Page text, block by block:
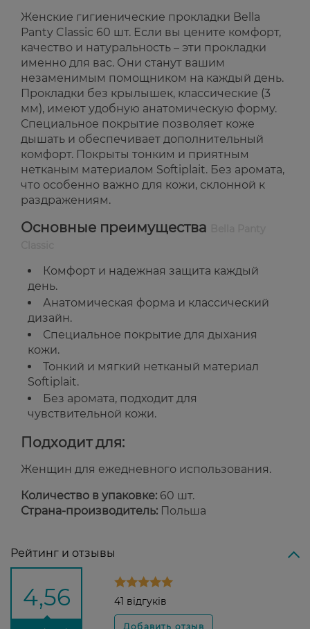
Женские гигиенические прокладки Bella
Panty Classic 60 шт. Если вы цените комфорт,
качество и натуральность – эти прокладки
именно для вас. Они станут вашим
незаменимым помощником на каждый день.
Прокладки без крылышек, классические (3
мм), имеют удобную анатомическую форму.
Специальное покрытие позволяет коже
дышать и обеспечивает дополнительный
комфорт. Покрыты тонким и приятным
нетканым материалом Softiplait. Без аромата,
что особенно важно для кожи, склонной к
раздражениям.
Основные преимущества
Комфорт и надежная защита каждый
день.
Анатомическая форма и классический
дизайн.
Специальное покрытие для дыхания
кожи.
Тонкий и мягкий нетканый материал
Softiplait.
Без аромата, подходит для
чувствительной кожи.
Подходит для:
Женщин для ежедневного использования.
Количество в упаковке: 60 шт.
Страна-производитель: Польша
Рейтинг и отзывы
4,56 41 відгуків